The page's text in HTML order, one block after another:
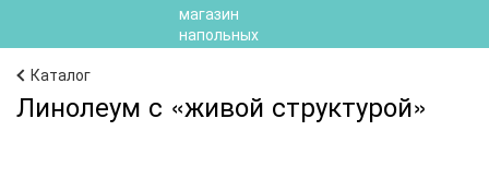
Каталог
Линолеум с «живой структурой‎»‎